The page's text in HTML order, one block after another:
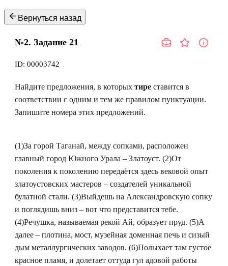
Вернуться назад
№2. Задание 21
ID: 00003742
Найдите предложения, в которых тире ставится в
соответствии с одним и тем же правилом пунктуации.
Запишите номера этих предложений.
(1)За горой Таганай, между сопками, расположен
главный город Южного Урала – Златоуст. (2)От
поколения к поколению передаётся здесь вековой опыт
златоустовских мастеров – создателей уникальной
булатной стали. (3)Выйдешь на Александровскую сопку
и поглядишь вниз – вот что представится тебе.
(4)Речушка, называемая рекой Ай, образует пруд. (5)А
далее – плотина, мост, музейная доменная печь и сизый
дым металлургических заводов. (6)Полыхает там густое
красное пламя, и долетает оттуда гул адовой работы